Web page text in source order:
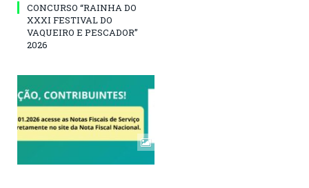
CONCURSO “RAINHA DO
XXXI FESTIVAL DO
VAQUEIRO E PESCADOR”
2026